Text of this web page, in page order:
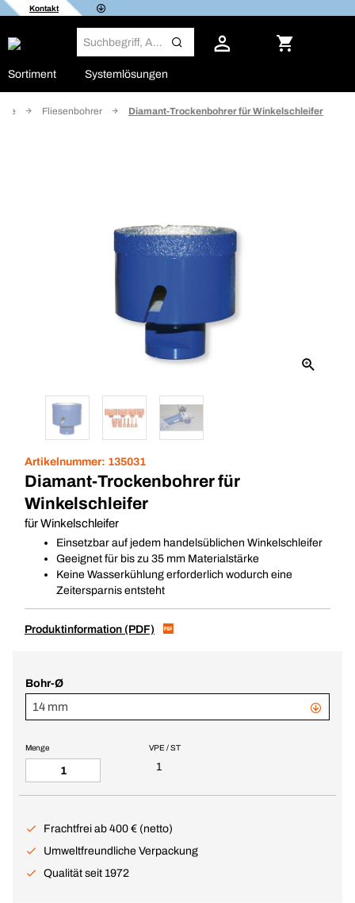
Kontakt
Sortiment Systemlösungen
Fliesenbohrer Diamant-Trockenbohrer für Winkelschleifer
Artikelnummer: 135031
Diamant-Trockenbohrer für
Winkelschleifer
für Winkelschleifer
Einsetzbar auf jedem handelsüblichen Winkelschleifer
Geeignet für bis zu 35 mm Materialstärke
Keine Wasserkühlung erforderlich wodurch eine
Zeitersparnis entsteht
Produktinformation (PDF)
Bohr-Ø
14 mm
VPE / ST
1
Menge
Frachtfrei ab 400 € (netto)
Umweltfreundliche Verpackung
Qualität seit 1972